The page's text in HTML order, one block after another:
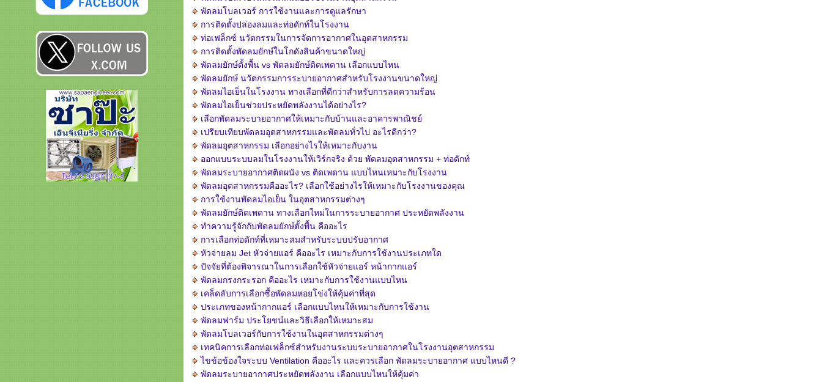
พัดลมโบลเวอร์ การใช้งานและการดูแลรักษา
การติดตั้งปล่องลมและท่อดักท์ในโรงงาน
ท่อเฟล็กซ์ นวัตกรรมในการจัดการอากาศในอุตสาหกรรม
การติดตั้งพัดลมยักษ์ในโกดังสินค้าขนาดใหญ่
พัดลมยักษ์ตั้งพื้น vs พัดลมยักษ์ติดเพดาน เลือกแบบไหน
พัดลมยักษ์ นวัตกรรมการระบายอากาศสำหรับโรงงานขนาดใหญ่
พัดลมไอเย็นในโรงงาน ทางเลือกที่ดีกว่าสำหรับการลดความร้อน
พัดลมไอเย็นช่วยประหยัดพลังงานได้อย่างไร?
เลือกพัดลมระบายอากาศให้เหมาะกับบ้านและอาคารพาณิชย์
เปรียบเทียบพัดลมอุตสาหกรรมและพัดลมทั่วไป อะไรดีกว่า?
พัดลมอุตสาหกรรม เลือกอย่างไรให้เหมาะกับงาน
ออกแบบระบบลมในโรงงานให้เวิร์กจริง ด้วย พัดลมอุตสาหกรรม + ท่อดักท์
พัดลมระบายอากาศติดผนัง vs ติดเพดาน แบบไหนเหมาะกับโรงงาน
พัดลมอุตสาหกรรมคืออะไร? เลือกใช้อย่างไรให้เหมาะกับโรงงานของคุณ
การใช้งานพัดลมไอเย็น ในอุตสาหกรรมต่างๆ
พัดลมยักษ์ติดเพดาน ทางเลือกใหม่ในการระบายอากาศ ประหยัดพลังงาน
ทำความรู้จักกับพัดลมยักษ์ตั้งพื้น คืออะไร
การเลือกท่อดักท์ที่เหมาะสมสำหรับระบบปรับอากาศ
หัวจ่ายลม Jet หัวจ่ายแอร์ คืออะไร เหมาะกับการใช้งานประเภทใด
ปัจจัยที่ต้องพิจารณาในการเลือกใช้หัวจ่ายแอร์ หน้ากากแอร์
พัดลมกรงกระรอก คืออะไร เหมาะกับการใช้งานแบบไหน
เคล็ดลับการเลือกซื้อพัดลมหอยโข่งให้คุ้มค่าที่สุด
ประเภทของหน้ากากแอร์ เลือกแบบไหนให้เหมาะกับการใช้งาน
พัดลมฟาร์ม ประโยชน์และวิธีเลือกให้เหมาะสม
พัดลมโบลเวอร์กับการใช้งานในอุตสาหกรรมต่างๆ
เทคนิคการเลือกท่อเฟล็กซ์สำหรับงานระบบระบายอากาศในโรงงานอุตสาหกรรม
ไขข้อข้องใจระบบ Ventilation คืออะไร และควรเลือก พัดลมระบายอากาศ แบบไหนดี ?
พัดลมระบายอากาศประหยัดพลังงาน เลือกแบบไหนให้คุ้มค่า